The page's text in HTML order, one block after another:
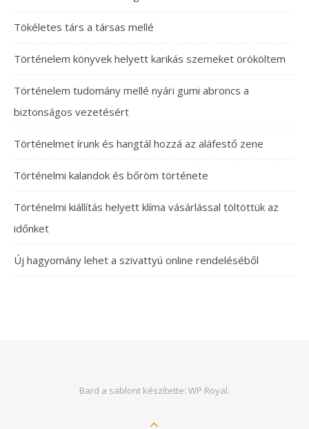
Tökéletes társ a társas mellé
Történelem könyvek helyett karikás szemeket örököltem
Történelem tudomány mellé nyári gumi abroncs a
biztonságos vezetésért
Történelmet írunk és hangtál hozzá az aláfestő zene
Történelmi kalandok és bőröm története
Történelmi kiállítás helyett klíma vásárlással töltöttük az
időnket
Új hagyomány lehet a szivattyú online rendeléséből
Bard a sablont készítette: WP Royal.